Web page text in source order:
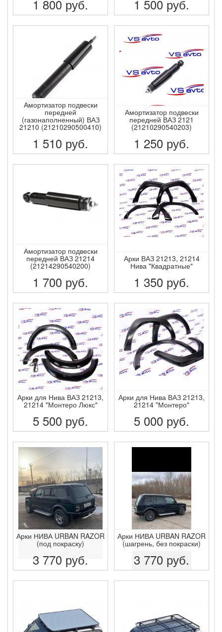
1 800 руб.
ПОДРОБНЕЕ
1 500 руб.
ПОДРОБНЕЕ
Амортизатор подвески
передней
(газонаполненный) ВАЗ
21210 (21210290500410)
1 510 руб.
ПОДРОБНЕЕ
Амортизатор подвески
передней ВАЗ 2121
(21210290540203)
1 250 руб.
ПОДРОБНЕЕ
Амортизатор подвески
передней ВАЗ 21214
(21214290540200)
1 700 руб.
ПОДРОБНЕЕ
Арки ВАЗ 21213, 21214
Нива "Квадратные"
1 350 руб.
ПОДРОБНЕЕ
Арки для Нива ВАЗ 21213,
21214 "Монтеро Люкс"
5 500 руб.
ПОДРОБНЕЕ
Арки для Нива ВАЗ 21213,
21214 "Монтеро"
5 000 руб.
ПОДРОБНЕЕ
Арки НИВА URBAN RAZOR
(под покраску)
3 770 руб.
ПОДРОБНЕЕ
Арки НИВА URBAN RAZOR
(шагрень, без покраски)
3 770 руб.
ПОДРОБНЕЕ